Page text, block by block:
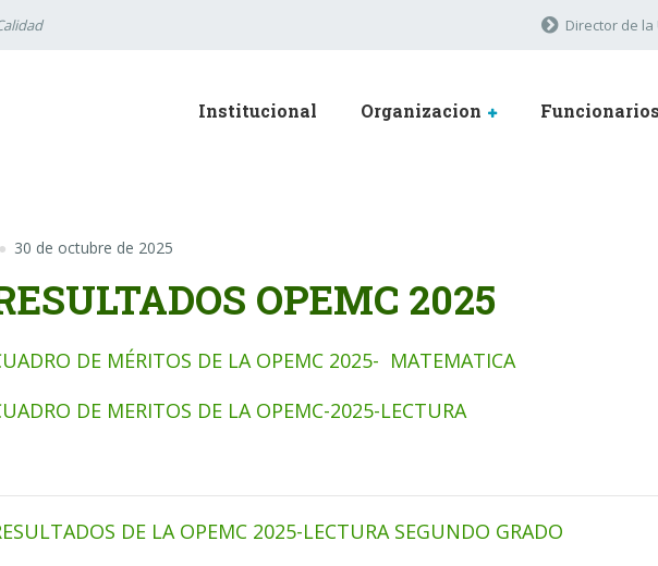
Director de la
Institucional Organizacion Funcionarios
30 de octubre de 2025
OPEMC 2025
DE MÉRITOS DE LA OPEMC 2025- MATEMATICA
DE MERITOS DE LA OPEMC-2025-LECTURA
DE LA OPEMC 2025-LECTURA SEGUNDO GRADO